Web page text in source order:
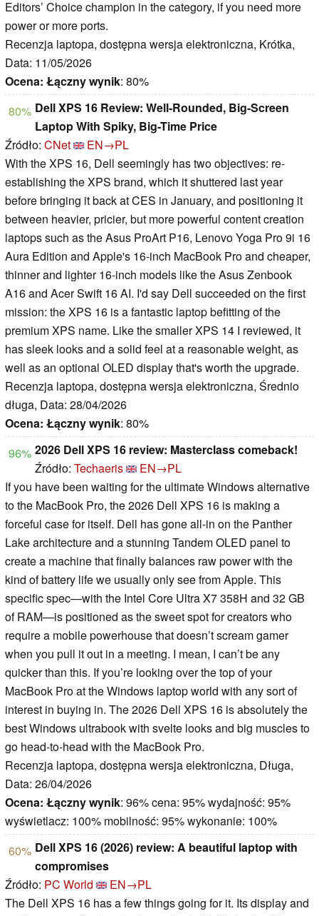
Editors’ Choice champion in the category, if you need more
power or more ports.
Recenzja laptopa, dostępna wersja elektroniczna, Krótka,
Data: 11/05/2026
Ocena: Łączny wynik: 80%
80% Dell XPS 16 Review: Well-Rounded, Big-Screen
Laptop With Spiky, Big-Time Price
Źródło: CNet
EN→PL
With the XPS 16, Dell seemingly has two objectives: re-
establishing the XPS brand, which it shuttered last year
before bringing it back at CES in January, and positioning it
between heavier, pricier, but more powerful content creation
laptops such as the Asus ProArt P16, Lenovo Yoga Pro 9i 16
Aura Edition and Apple's 16-inch MacBook Pro and cheaper,
thinner and lighter 16-inch models like the Asus Zenbook
A16 and Acer Swift 16 AI. I'd say Dell succeeded on the first
mission: the XPS 16 is a fantastic laptop befitting of the
premium XPS name. Like the smaller XPS 14 I reviewed, it
has sleek looks and a solid feel at a reasonable weight, as
well as an optional OLED display that's worth the upgrade.
Recenzja laptopa, dostępna wersja elektroniczna, Średnio
długa, Data: 28/04/2026
Ocena: Łączny wynik: 80%
96% 2026 Dell XPS 16 review: Masterclass comeback!
Źródło: Techaeris
EN→PL
If you have been waiting for the ultimate Windows alternative
to the MacBook Pro, the 2026 Dell XPS 16 is making a
forceful case for itself. Dell has gone all-in on the Panther
Lake architecture and a stunning Tandem OLED panel to
create a machine that finally balances raw power with the
kind of battery life we usually only see from Apple. This
specific spec—with the Intel Core Ultra X7 358H and 32 GB
of RAM—is positioned as the sweet spot for creators who
require a mobile powerhouse that doesn’t scream gamer
when you pull it out in a meeting. I mean, I can’t be any
quicker than this. If you’re looking over the top of your
MacBook Pro at the Windows laptop world with any sort of
interest in buying in. The 2026 Dell XPS 16 is absolutely the
best Windows ultrabook with svelte looks and big muscles to
go head-to-head with the MacBook Pro.
Recenzja laptopa, dostępna wersja elektroniczna, Długa,
Data: 26/04/2026
Ocena: Łączny wynik: 96% cena: 95% wydajność: 95%
wyświetlacz: 100% mobilność: 95% wykonanie: 100%
60% Dell XPS 16 (2026) review: A beautiful laptop with
compromises
Źródło: PC World
EN→PL
The Dell XPS 16 has a few things going for it. Its display and